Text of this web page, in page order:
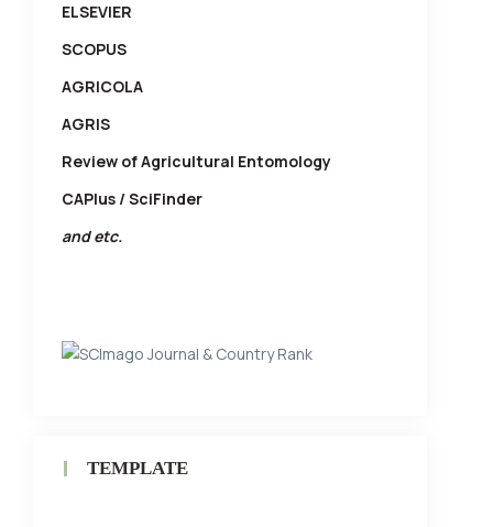
ELSEVIER
SCOPUS
AGRICOLA
AGRIS
Review of Agricultural Entomology
CAPlus / SciFinder
and etc.
TEMPLATE